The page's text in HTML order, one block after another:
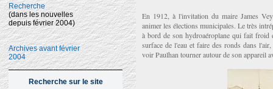
Recherche
(dans les nouvelles
depuis février 2004)
Archives avant février
2004
Recherche sur le site
En 1912, à l'invitation du maire James
animer les élections municipales. Le très
à bord de son hydroaéroplane qui fait froid
surface de l'eau et faire des ronds dans
voir Paulhan tourner autour de son appareil